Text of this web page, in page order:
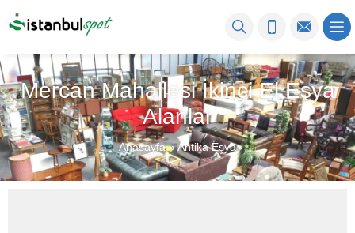
Mercan Mahallesi İkinci El Eşya
Alanlar
Anasayfa»Antika Eşya